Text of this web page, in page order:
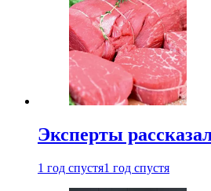
Эксперты
1 год спустя1 год спустя